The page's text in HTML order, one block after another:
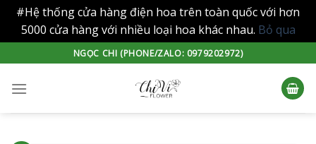
#Hệ thống cửa hàng điện hoa trên toàn quốc với hơn
5000 cửa hàng với nhiều loại hoa khác nhau. Bỏ qua
to
content
NGỌC CHI (PHONE/ZALO: 0979202972)